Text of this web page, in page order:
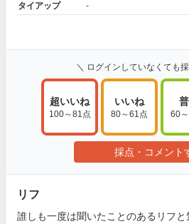
タイアップ
-
＼ ログインしていなくても
超いいね
100～81点
いいね
80～61点 60
採点・コメント
リフ
誰しも一度は聞いたことのあるリフ